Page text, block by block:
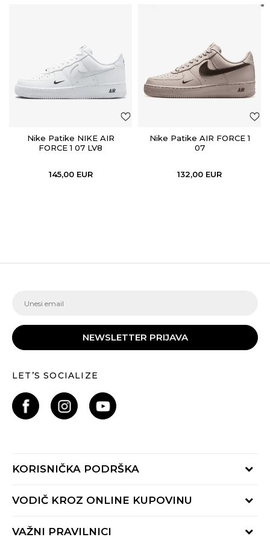
Nike Patike NIKE AIR
FORCE 1 07 LV8
145,00 EUR
Nike Patike AIR FORCE 1
07
132,00 EUR
NEWSLETTER PRIJAVA
LET’S SOCIALIZE
KORISNIČKA PODRŠKA
Provjeri status porudžbine
Radno vrijeme 9-16h
VODIČ KROZ ONLINE KUPOVINU
Načini isporuke
VAŽNI PRAVILNICI